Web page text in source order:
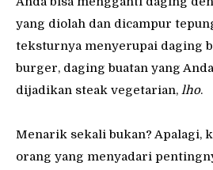
yang diolah dan dicampur
teksturnya menyerupai daging
burger, daging buatan yang
dijadikan steak vegetarian, lho.
Menarik sekali bukan? Apalagi,
orang yang menyadari